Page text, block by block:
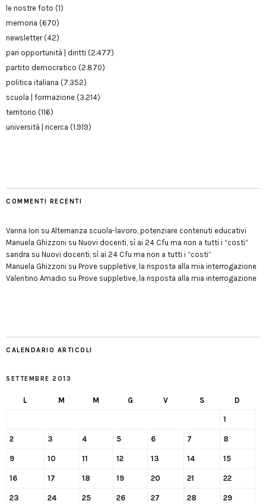
le nostre foto (1)
memoria (670)
newsletter(42)
pari opportunità | diritti (2.477)
partito democratico (2.870)
politica italiana (7.352)
scuola | formazione (3.214)
territorio (116)
università | ricerca (1.919)
COMMENTI RECENTI
Vanna Iori su Alternanza scuola-lavoro, potenziare contenuti educativi
Manuela Ghizzoni su Nuovi docenti, sì ai 24 Cfu ma non a tutti i “costi”
sandra su Nuovi docenti, sì ai 24 Cfu ma non a tutti i “costi”
Manuela Ghizzoni su Prove suppletive, la risposta alla mia interrogazione
Valentino Amadio su Prove suppletive, la risposta alla mia interrogazione
CALENDARIO ARTICOLI
SETTEMBRE 2013
L M M G V S D
1
2 3 4 5 6 7 8
9 10 11 12 13 14 15
16 17 18 19 20 21 22
23 24 25 26 27 28 29